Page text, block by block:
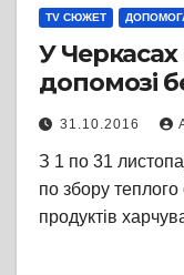
TV СЮЖЕТ
У Черкасах
допомозі
31.10.2016
З 1 по 31
по збору теплого
продуктів